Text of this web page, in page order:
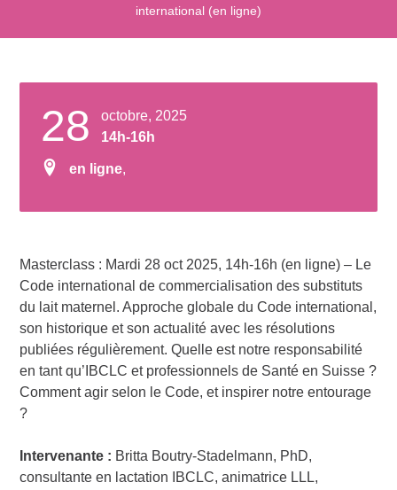
international (en ligne)
28
octobre, 2025
14h-16h
en ligne,
Masterclass : Mardi 28 oct 2025, 14h-16h (en ligne) – Le
Code international de commercialisation des substituts
du lait maternel. Approche globale du Code international,
son historique et son actualité avec les résolutions
publiées régulièrement. Quelle est notre responsabilité
en tant qu’IBCLC et professionnels de Santé en Suisse ?
Comment agir selon le Code, et inspirer notre entourage
?
Intervenante : Britta Boutry-Stadelmann, PhD,
consultante en lactation IBCLC, animatrice LLL,